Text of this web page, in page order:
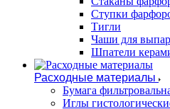
Ступки
Тигли
Чаши для
Шпатели
Расходные материалы
Бумага
Иглы